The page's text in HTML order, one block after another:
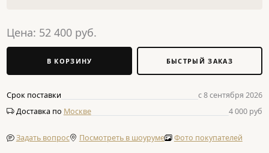
Цена: 52 400руб.
В КОРЗИНУ БЫСТРЫЙ ЗАКАЗ
Срок поставки
с 8 сентября 2026
Доставка по Москве 4 000 руб
Задать вопрос Посмотреть в шоуруме Фото покупателей